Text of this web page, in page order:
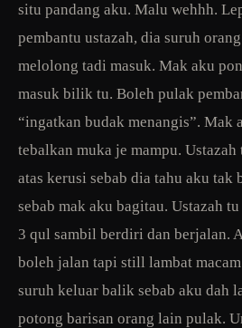
situ pandang aku. Malu wehhh.
pembantu ustazah, dia suruh
melolong tadi masuk. Mak aku
masuk bilik tu. Boleh pulak
“ingatkan budak menangis”. Mak
tebalkan muka je mampu.
atas kerusi sebab dia tahu aku tak
sebab mak aku bagitau. Ustazah
3 qul sambil berdiri dan berjalan.
boleh jalan tapi still lambat
suruh keluar balik sebab aku dah
potong barisan orang lain pulak.